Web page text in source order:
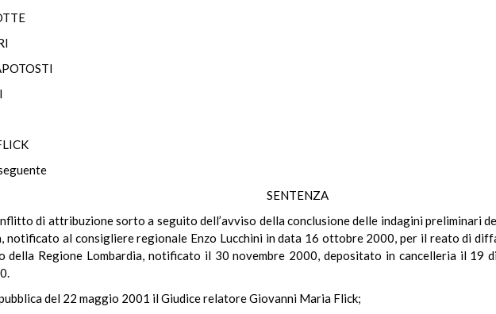
FLICK
SENTENZA
di attribuzione sorto a seguito dell’avviso della conclusione delle indagini preliminari
notificato al consigliere regionale Enzo Lucchini in data 16 ottobre 2000, per il reato di
della Regione Lombardia, notificato il 30 novembre 2000, depositato in cancelleria il 19
del 22 maggio 2001 il Giudice relatore Giovanni Maria Flick;